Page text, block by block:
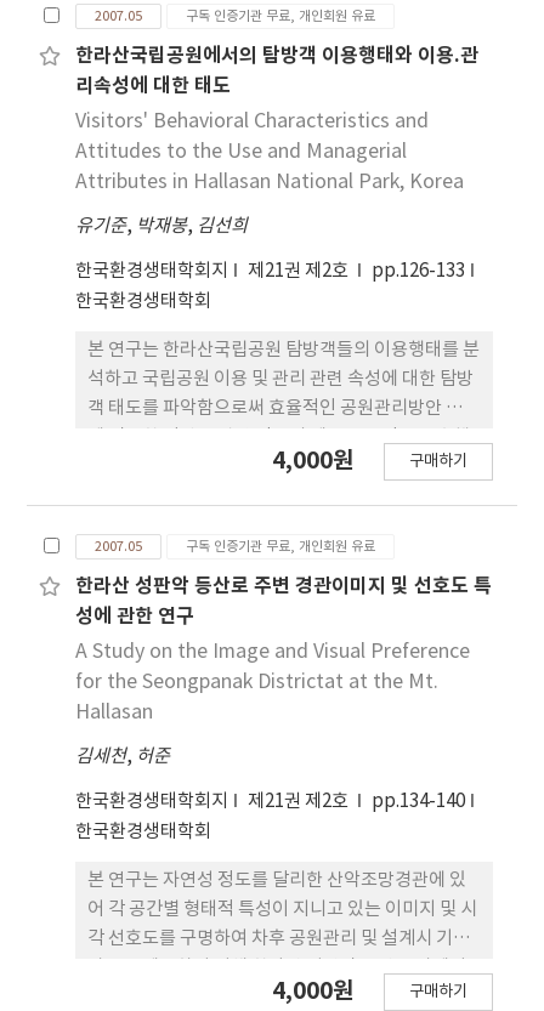
타났고, 만족도 예측모형에 있어서는 위생시설부족,
쓰레기문제, 교통시설 안전성 등이 만족도에 영향을
미치는 예측모형을 만들었다.
2007.05 구독 인증기관 무료, 개인회원 유료
한라산국립공원에서의 탐방객 이용행태와 이용.관
리속성에 대한 태도
Visitors' Behavioral Characteristics and
Attitudes to the Use and Managerial
Attributes in Hallasan National Park, Korea
유기준, 박재봉, 김선희
한국환경생태학회지 제21권 제2호
pp.126-133
한국환경생태학회
본 연구는 한라산국립공원 탐방객들의 이용행태를 분
석하고 국립공원 이용 및 관리 관련 속성에 대한 탐방
객 태도를 파악함으로써 효율적인 공원관리방안 수립
되었다. 이를 위해 응답자 직접기입 방식의 설문조사
대상으로 실시되었다. 연구결과, 응답자들의 전체적
인 만족도 수준은 보통수준 이상의 대체적으로 만족
하는 범위로 나타났다. 국립공원을 둘러싼 다양한 관
리환경요소로부터 추출한 속성들에 대한 응답 경향은
대체로 긍정적으로 나타나 한라산국립공원의 관리에
큰 문제가 없는 것으로 해석할 수 있다. 그러나 위생시
제, 입장료 및 시설사용료 부담 등의 항목은 다른 항목
에 비해 탐방객 서비스 개선 차원에서 특히 공원 관리
우선순위를 두어야 할 분야로 판단된다.
4,000원 구매하기
2007.05 구독 인증기관 무료, 개인회원 유료
한라산 성판악 등산로 주변 경관이미지 및 선호도 특
성에 관한 연구
A Study on the Image and Visual Preference
for the Seongpanak Districtat at the Mt.
Hallasan
김세천, 허준
한국환경생태학회지 제21권 제2호
pp.134-140
한국환경생태학회
본 연구는 자연성 정도를 달리한 산악조망경관에 있
어 각 공간별 형태적 특성이 지니고 있는 이미지 및 시
각 선호도를 구명하여 차후 공원관리 및 설계시 기초
촬영한 사진자료를 평가매체로 하여 자연도에 따른
4,000원 구매하기